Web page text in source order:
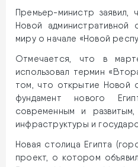
Премьер-министр заявил,
Новой административной
миру о начале «Новой
Отмечается, что в
использовал термин
том, что открытие Новой
фундамент нового
современным и
инфраструктуры и
Новая столица Египта
проект, о котором